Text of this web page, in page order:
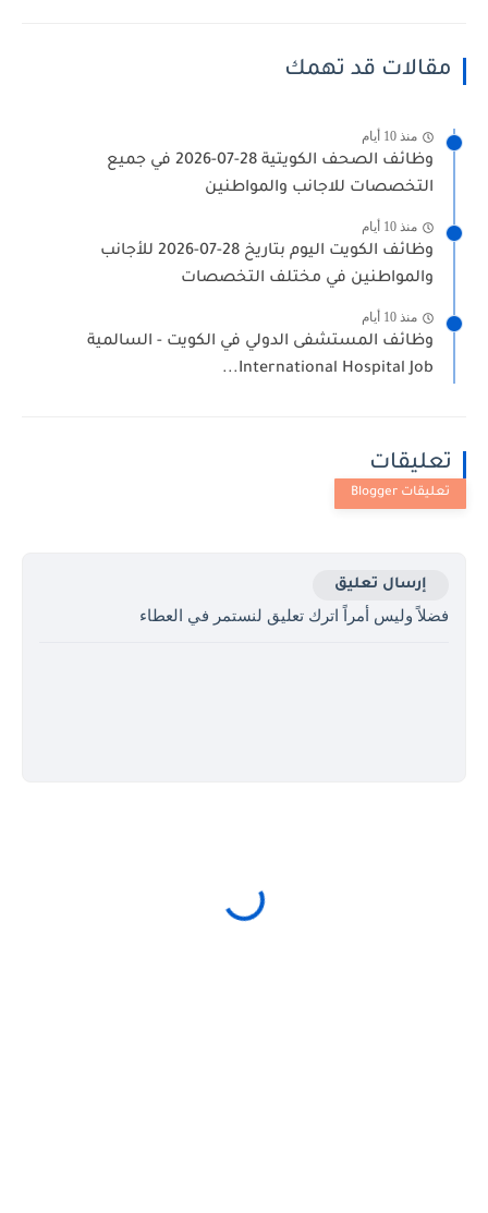
مقالات قد تهمك
منذ 10 أيام
وظائف الصحف الكويتية 28-07-2026 في جميع
التخصصات للاجانب والمواطنين
منذ 10 أيام
وظائف الكويت اليوم بتاريخ 28-07-2026 للأجانب
والمواطنين في مختلف التخصصات
منذ 10 أيام
وظائف المستشفى الدولي في الكويت - السالمية
International Hospital Job...
تعليقات
إرسال تعليق
فضلاً وليس أمراً اترك تعليق لنستمر في العطاء